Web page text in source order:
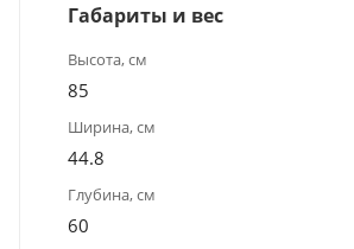
Габариты и вес
Высота, см
85
Ширина, см
44.8
Глубина, см
60